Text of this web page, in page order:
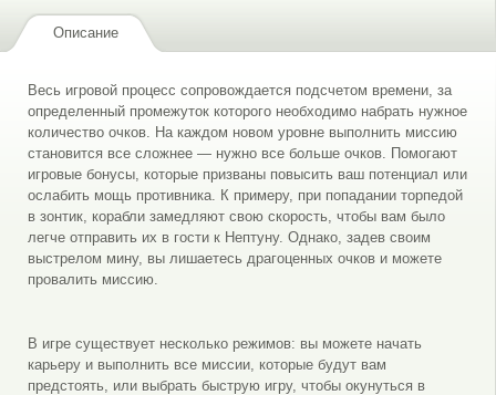
Описание
Весь игровой процесс сопровождается подсчетом времени, за
определенный промежуток которого необходимо набрать нужное
количество очков. На каждом новом уровне выполнить миссию
становится все сложнее — нужно все больше очков. Помогают
игровые бонусы, которые призваны повысить ваш потенциал или
ослабить мощь противника. К примеру, при попадании торпедой
в зонтик, корабли замедляют свою скорость, чтобы вам было
легче отправить их в гости к Нептуну. Однако, задев своим
выстрелом мину, вы лишаетесь драгоценных очков и можете
провалить миссию.
В игре существует несколько режимов: вы можете начать
карьеру и выполнить все миссии, которые будут вам
предстоять, или выбрать быструю игру, чтобы окунуться в